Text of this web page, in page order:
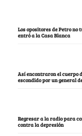
Los opositores de Petro
entró a la Casa Blanca
Así encontraron el cuerpo
escondido por un general
Regresar a la radio para
contra la depresión